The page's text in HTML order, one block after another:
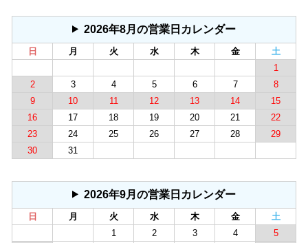
2026年8月の営業日カレンダー
日 月 火 水 木 金
土
1
2
3 4 5 6 7
8
9
10 11 12 13 14
15
16
17 18 19 20 21
22
23
24 25 26 27 28
29
30
31
2026年9月の営業日カレンダー
日 月 火 水 木 金
土
1
2 3 4
5